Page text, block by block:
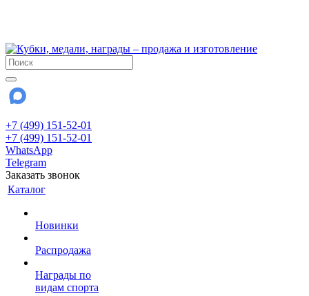
+7 (499) 151-52-01
+7 (499) 151-52-01
WhatsApp
Telegram
Заказать звонок
Каталог
Новинки
Распродажа
Награды по
видам спорта